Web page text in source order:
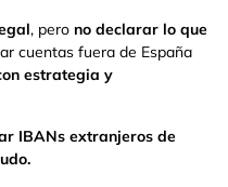
, pero no declarar lo que
cuentas fuera de España
estrategia y
IBANs extranjeros de